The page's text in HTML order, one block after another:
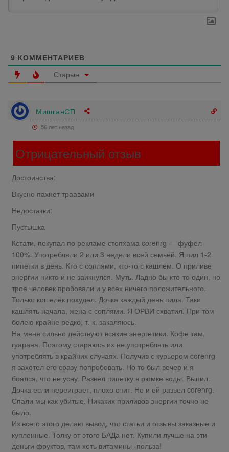
9 КОММЕНТАРИЕВ
Старые
МишганСП
56 лет назад
Отрицательный отзыв
Достоинства:
Вкусно пахнет траавами
Недостатки:
Пустышка
Кстати, покупал по рекламе стопхама corenrg — фуфел
100%. Употребляли 2 или 3 недели всей семьёй. Я пил 1-2
пипетки в день. Кто с соплями, кто-то с кашлем. О приливе
энергии никто и не заикнулся. Муть. Ладно бы кто-то один, но
трое человек пробовали и у всех ничего положительного.
Только кошелёк похудел. Дочка каждый день пила. Таки
кашлять начала, жена с соплями. Я ОРВИ схватил. При том
болею крайне редко, т. к. закаляюсь.
На меня сильно действуют всякие энергетики. Кофе там,
гуарана. Поэтому стараюсь их не употреблять или
употреблять в крайних случаях. Получив с курьером corenrg
я захотел его сразу попробовать. Но то был вечер и я
боялся, что не усну. Развёл пипетку в рюмке воды. Выпил.
Дочка если переиграет, плохо спит. Но и ей развел corenrg.
Спали мы как убитые. Никаких приливов энергии точно не
было.
Из всего этого делаю вывод, что статьи и отзывы заказные и
купленные. Толку от этого БАДа нет. Купили лучше на эти
деньги фруктов, там хоть витамины -польза!